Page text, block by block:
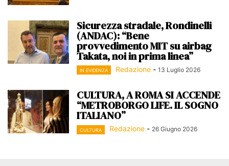
Sicurezza stradale, Rondinelli
(ANDAC): “Bene
provvedimento MIT su airbag
Takata, noi in prima linea”
IN EVIDENZA Redazione - 13 Luglio 2026
CULTURA, A ROMA SI ACCENDE
“METROBORGO LIFE. IL SOGNO
ITALIANO”
CULTURA Redazione - 26 Giugno 2026